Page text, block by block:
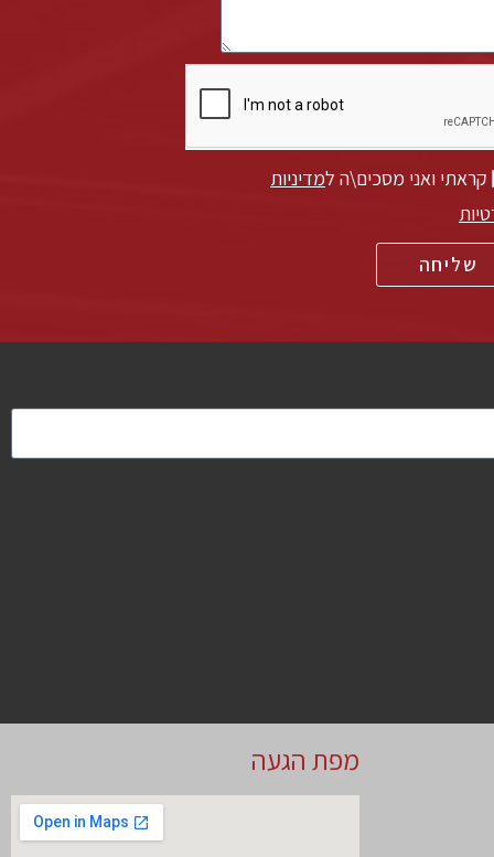
קראתי ואני מסכים\ה למדיניות
שליחה
מפת הגעה